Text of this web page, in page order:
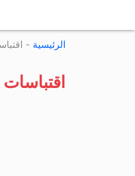
الرئيسية -